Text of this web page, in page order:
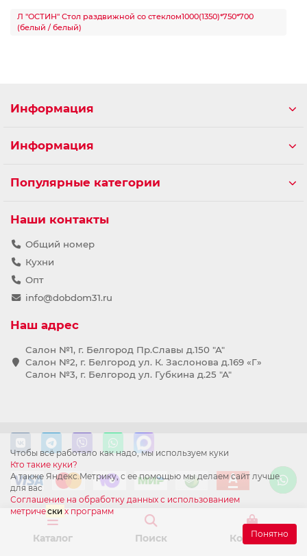
Л "ОСТИН" Стол раздвижной со стеклом1000(1350)*750*700
(белый / белый)
Чтобы всё работало как надо, мы используем куки
Кто такие куки?
А также Яндекс.Метрику, с ее помощью мы делаем сайт лучше
для вас
Соглашение на обработку данных с использованием
метрически х программ
Понятно
Информация
Информация
Популярные категории
Наши контакты
Общий номер
Кухни
Опт
info@dobdom31.ru
Наш адрес
Салон №1, г. Белгород Пр.Славы д.150 "А"
Салон №2, г. Белгород ул. К. Заслонова д.169 «Г»
Салон №3, г. Белгород ул. Губкина д.25 "А"
Каталог Поиск Корзина